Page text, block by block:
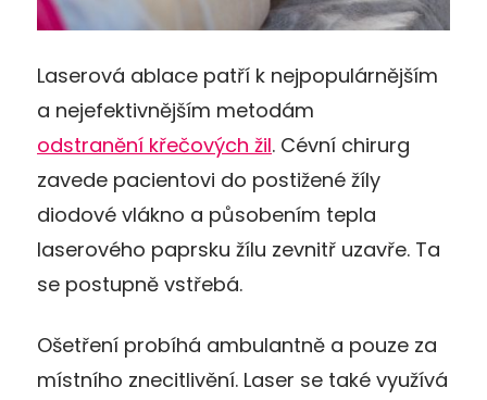
Laserová ablace patří k nejpopulárnějším
a nejefektivnějším metodám
odstranění křečových žil. Cévní chirurg
zavede pacientovi do postižené žíly
diodové vlákno a působením tepla
laserového paprsku žílu zevnitř uzavře. Ta
se postupně vstřebá.
Ošetření probíhá ambulantně a pouze za
místního znecitlivění. Laser se také využívá